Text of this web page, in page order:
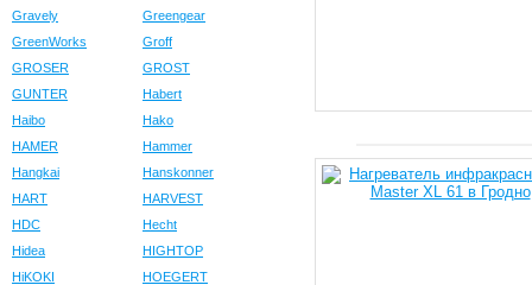
Gravely
Greengear
GreenWorks
Groff
GROSER
GROST
GUNTER
Habert
Haibo
Hako
HAMER
Hammer
Hangkai
Hanskonner
HART
HARVEST
HDC
Hecht
Hidea
HIGHTOP
HiKOKI
HOEGERT